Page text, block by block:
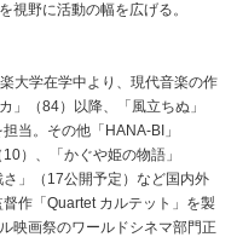
視野に活動の幅を広げる。
大学在学中より、現代音楽の作
」（84）以降、「風立ちぬ」
当。その他「HANA-BI」
）、「かぐや姫の物語」
」（17公開予定）など国内外
作「Quartet カルテット」を製
映画祭のワールドシネマ部門正